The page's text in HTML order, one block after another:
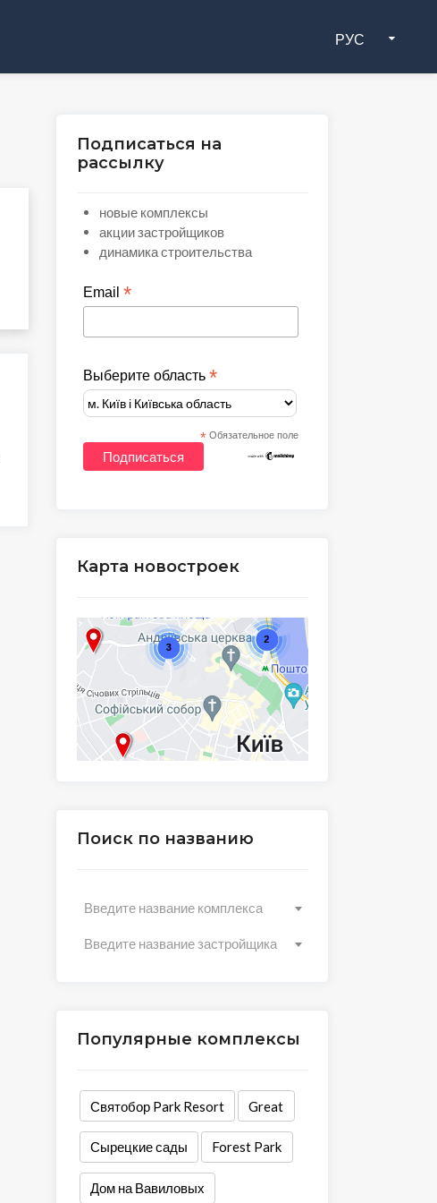
РУС
Подписаться на
рассылку
новые комплексы
акции застройщиков
динамика строительства
Email*
Выберите область*
* Обязательное поле
Карта новостроек
Поиск по названию
Введите название комплекса
Введите название застройщика
Популярные комплексы
Святобор Park Resort Great
Сырецкие сады Forest Park
Дом на Вавиловых